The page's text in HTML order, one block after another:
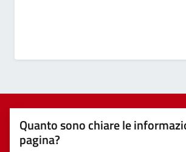
Quanto sono chiare le
pagina?